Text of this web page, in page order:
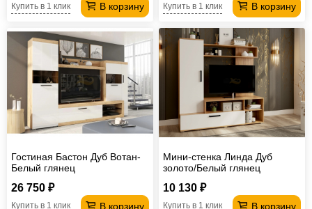
В корзину
Купить в 1 клик В корзину
Купить в 1 клик
Гостиная Бастон Дуб Вотан-
Белый глянец
26 750 ₽
В корзину
Купить в 1 клик
Мини-стенка Линда Дуб
золото/Белый глянец
10 130 ₽
В корзину
Купить в 1 клик